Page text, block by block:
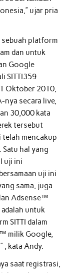
ujar pria
sebuah platform
dan untuk
Google
SITTI359
Oktober 2010,
nya secara live,
30,000 kata
tersebut
telah mencakup
hal yang
uji ini
uji ini
sama, juga
Adsense™
untuk
SITTI dalam
milik Google,
, kata Andy.
saat registrasi,